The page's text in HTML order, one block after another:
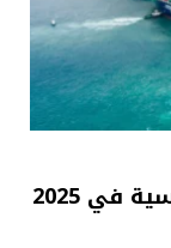
طنجة المتوسط يحقق أرقاماً قياسية في 2025